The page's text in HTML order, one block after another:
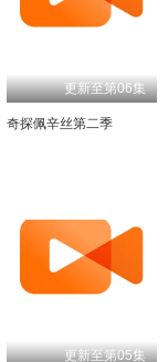
更新至第06集
奇探佩辛丝第二季
更新至第05集